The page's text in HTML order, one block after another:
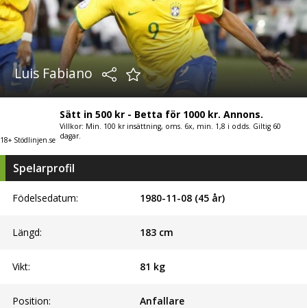
Luis Fabiano
18+ Stödlinjen.se
Sätt in 500 kr - Betta för 1000 kr. Annons.
Villkor: Min. 100 kr insättning, oms. 6x, min. 1,8 i odds. Giltig 60
dagar.
Spelarprofil
Födelsedatum: 1980-11-08 (45 år)
Längd: 183cm
Vikt: 81 kg
Position: Anfallare